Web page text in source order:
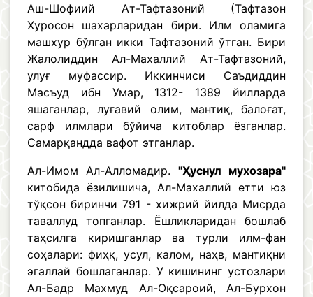
Аш-Шофиий Ат-Тафтазоний (Тафтазон
Хуросон шахарларидан бири. Илм оламига
машхур бўлган икки Тафтазоний ўтган. Бири
Жалолиддин Ал-Махаллий Ат-Тафтазоний,
улуғ муфассир. Иккинчиси Саъдиддин
Масъуд ибн Умар, 1312- 1389 йилларда
яшаганлар, луғавий олим, мантиқ, балоғат,
сарф илмлари бўйича китоблар ёзганлар.
Самарқандда вафот этганлар.
Ал-Имом Ал-Алломадир. "Ҳуснул мухозара"
китобида ёзилишича, Ал-Махаллий етти юз
тўқсон биринчи 791 - хижрий йилда Мисрда
таваллуд топганлар. Ёшликларидан бошлаб
таҳсилга киришганлар ва турли илм-фан
соҳалари: фиҳқ, усул, калом, наҳв, мантиқни
эгаллай бошлаганлар. У кишининг устозлари
Ал-Бадр Махмуд Ал-Оқсароий, Ал-Бурхон